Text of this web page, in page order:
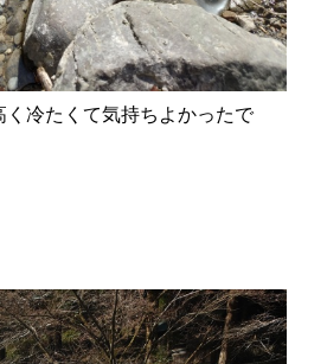
く冷たくて気持ちよかったで